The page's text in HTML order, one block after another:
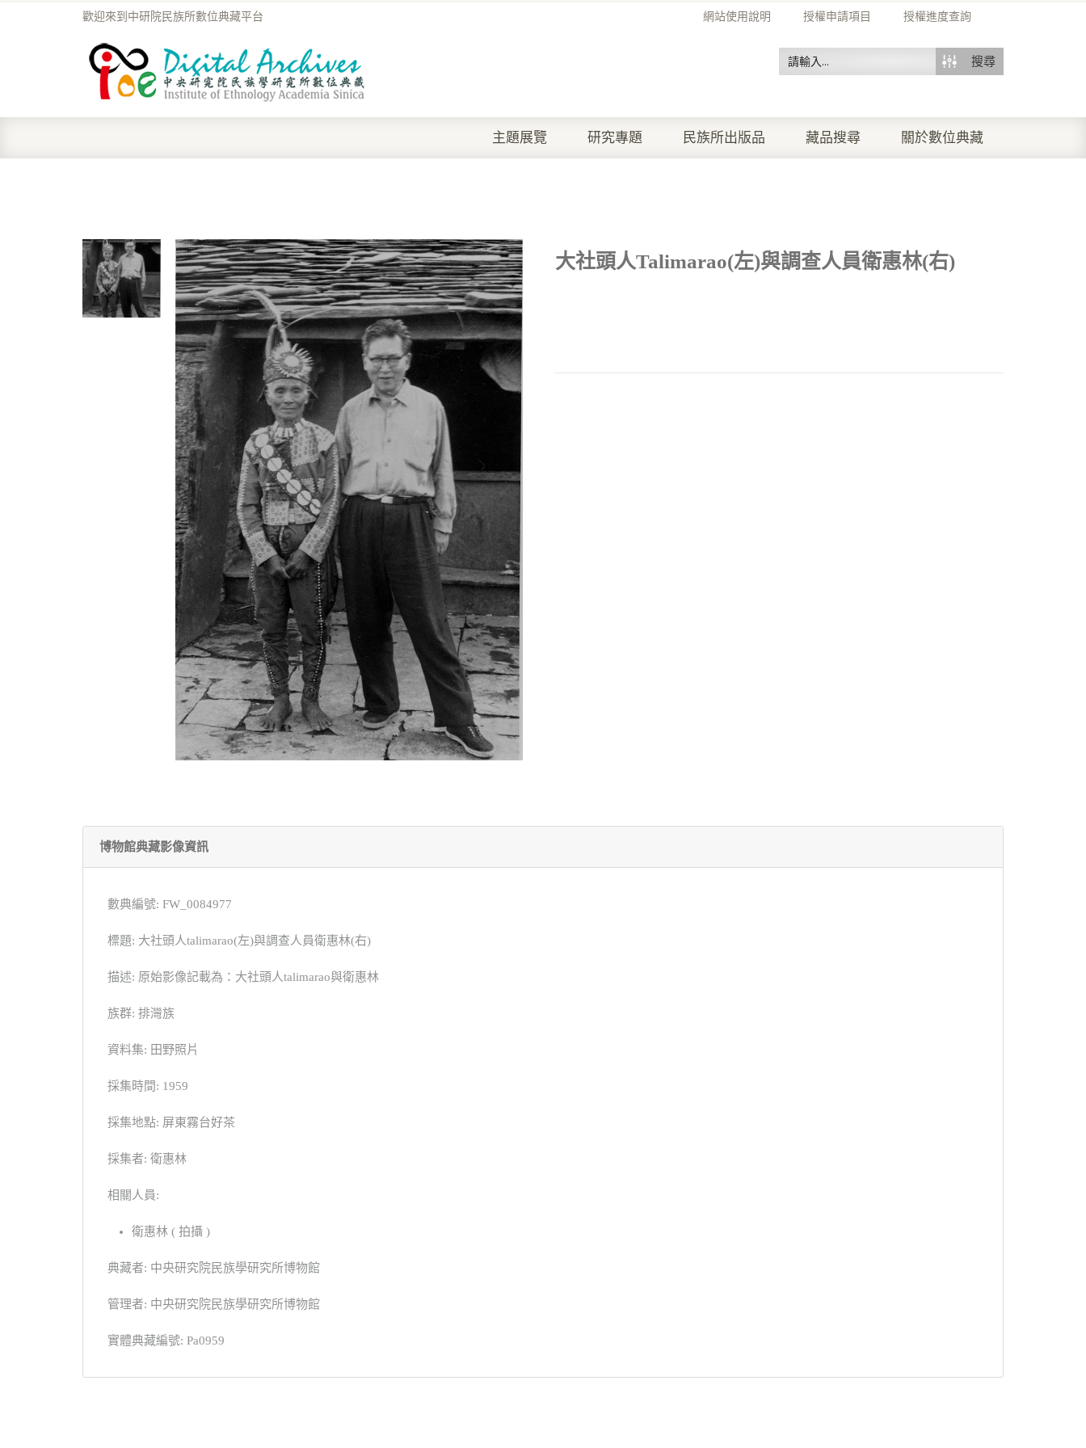
網站使用說明 授權申請項目 授權進度查詢
歡迎來到中研院民族所數位典藏平台
搜尋
主題展覽 研究專題 民族所出版品 藏品搜尋 關於數位典藏
大社頭人talimarao(左)與調查人員衛惠林(右)
博物館典藏影像資訊
數典編號: FW_0084977
標題: 大社頭人talimarao(左)與調查人員衛惠林(右)
描述: 原始影像記載為：大社頭人talimarao與衛惠林
族群: 排灣族
資料集: 田野照片
採集時間: 1959
採集地點: 屏東霧台好茶
採集者: 衛惠林
相關人員:
衛惠林 ( 拍攝 )
典藏者: 中央研究院民族學研究所博物館
管理者: 中央研究院民族學研究所博物館
實體典藏編號: Pa0959